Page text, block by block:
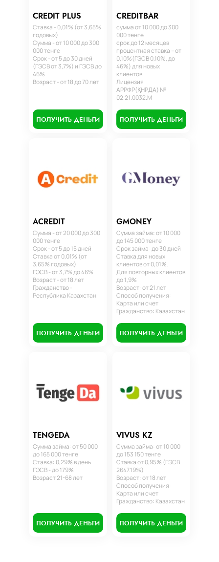
CREDIT PLUS
Ставка - 0,01% (от 3,65%
годовых)
Сумма - от 10 000 до 300
000 тенге
Срок - от 5 до 30 дней
(ГЭСВ от 3,7%) и ГЭСВ до
46%
Возраст - от 18 до 70 лет
ПОЛУЧИТЬ ДЕНЬГИ
CREDITBAR
сумма от 10 000 до 300
000 тенге
срок до 12 месяцев
процентная ставка – от
0,10%(ГЭСВ 0,10%, до
46%) для новых
клиентов.
Лицензия
АРРФР(ҚНРДА) №
02.21.0032.М
ПОЛУЧИТЬ ДЕНЬГИ
ACREDIT
Сумма - от 20 000 до 300
000 тенге
Срок - от 5 до 15 дней
Ставка от 0,01% (от
3,65% годовых)
ГЭСВ - от 3,7% до 46%
Возраст - от 18 лет
Гражданство -
Республика Казахстан
ПОЛУЧИТЬ ДЕНЬГИ
GMONEY
Сумма займа: от 10 000
до 145 000 тенге
Срок займа: до 30 дней
Ставка для новых
клиентов от 0,01%.
Для повторных клиентов
до 1,9%
Возраст: от 21 лет
Способ получения:
Карта или счет
Гражданство: Казахстан
ПОЛУЧИТЬ ДЕНЬГИ
TENGEDA
Сумма займа: от 50 000
до 165 000 тенге
Ставка: 0,29% в день
ГЭСВ - до 179%
Возраст 21-68 лет
ПОЛУЧИТЬ ДЕНЬГИ
VIVUS KZ
Сумма займа: от 10 000
до 153 150 тенге
Ставка от 0,95% (ГЭСВ
2647.19%)
Возраст: от 18 лет
Способ получения:
Карта или счет
Гражданство: Казахстан
ПОЛУЧИТЬ ДЕНЬГИ